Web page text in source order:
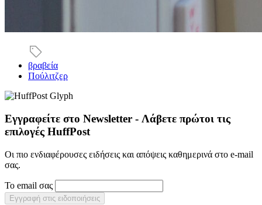
βραβεία
Πούλιτζερ
Εγγραφείτε στο Newsletter - Λάβετε πρώτοι τις
επιλογές HuffPost
Οι πιο ενδιαφέρουσες ειδήσεις και απόψεις καθημερινά στο e-mail
σας.
Το email σας
Εγγραφή στις ειδοποιήσεις